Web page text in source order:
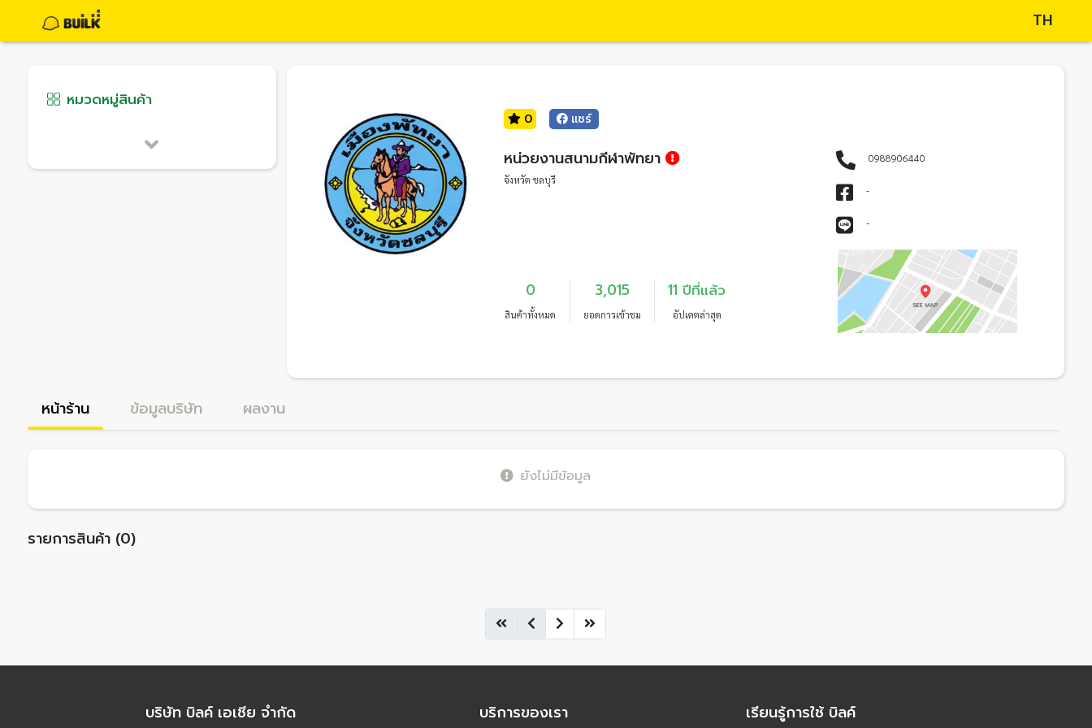
TH
หมวดหมู่สินค้า
0 แชร์
หน่วยงานสนามกีฬาพัทยา
จังหวัด ชลบุรี
0
สินค้าทั้งหมด
3,015
ยอดการเข้าชม
11 ปีที่แล้ว
อัปเดตล่าสุด
0988906440
-
-
หน้าร้าน ข้อมูลบริษัท ผลงาน
ยังไม่มีข้อมูล
รายการสินค้า (0)
บริษัท บิลค์ เอเชีย จำกัด บริการของเรา เรียนรู้การใช้ บิลค์